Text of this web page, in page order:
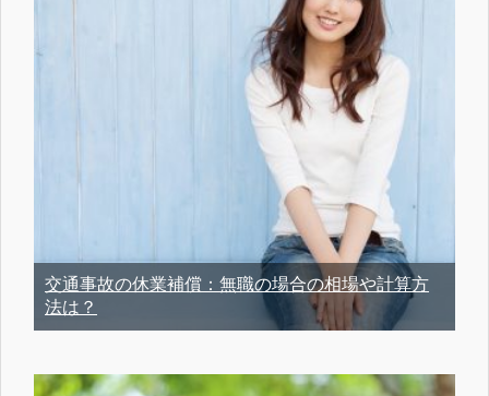
交通事故の休業補償：無職の場合の相場や計算方
法は？